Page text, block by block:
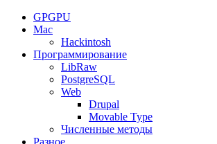
GPGPU
Mac
Hackintosh
Программирование
LibRaw
PostgreSQL
Web
Drupal
Movable Type
Численные методы
Разное